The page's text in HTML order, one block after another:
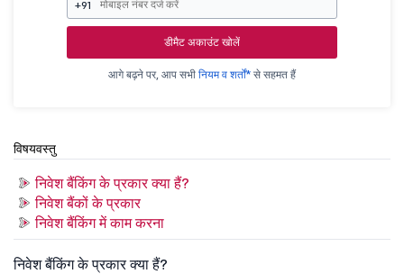
+91
डीमैट अकाउंट खोलें
आगे बढ़ने पर, आप सभी नियम व शर्तों* से सहमत हैं
विषयवस्तु
निवेश बैंकिंग के प्रकार क्या हैं?
निवेश बैंकों के प्रकार
निवेश बैंकिंग में काम करना
निवेश बैंकिंग के प्रकार क्या हैं?